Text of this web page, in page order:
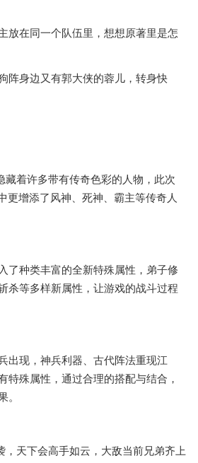
放在同一个队伍里，想想原著里是怎
阵身边又有郭大侠的蓉儿，转身快
藏着许多带有传奇色彩的人物，此次
更增添了风神、死神、霸主等传奇人
了种类丰富的全新特殊属性，弟子修
杀等多样新属性，让游戏的战斗过程
出现，神兵利器、古代阵法重现江
特殊属性，通过合理的搭配与结合，
。
，天下会高手如云，大敌当前兄弟齐上